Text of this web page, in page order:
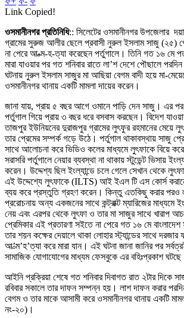
Link Copied!
ওসমানীনগর প্রতিনিধি:: সিলেটের ওসমানীনগর উপজেলার
গ্রামের সুরুজ আলীর ছেলে প্রবাসী নুরুল ইসলাম সাজু (২৫)
না পেরে আ-ত্ম-হ-ত্যা করেছেন পর্তুগালে। তিনি গত ১৬ মে
মারা যাওয়ার পর গত শনিবার রাতে লা’শ দেশে পৌছালে
ঘটনায় নুরুল ইসলাম সাজুর মা আছিয়া বেগম বাদী হয়ে মা-
ওসমানীনগর থানায় একটি মামলা দায়ের করেন।
জানা যায়, প্রায় ৫ বছর আগে ওমানে পাড়ি দেন সাজু। এর
পর্তুগাল গিয়ে প্রায় ৩ বছর ধরে বসবাস করছেন। বিদেশ
তাজপুর ইউনিয়নের দুরাজপুর গ্রামের লুৎফুর রহমানের মেয়ে
তার প্রেমের সম্পর্ক গড়ে উঠে। পর্তুগাল থাকাবস্থায় সাজু
সাথে আলোচনা করে ভিডিও কলের মাধ্যমে লুৎফাকে বিয়ে
সরাসরি পর্তুগালে নেয়ার ব্যবস্থা না থাকায় স্টুডেন্ট ভিসায়
করেন। উদ্দেশ্য ছিল ইংল্যান্ডে চলে গেলে সেখান থেকে
এই উদ্দেশ্যে লুৎফাকে (ILTS) আই ইএল টি এস কোর্স
ব্যয় করে প্রস্তুতি গ্রহণ করেন। কিন্তু এতকিছু করার পরও
প্ররোচনায় অন্য একজনের সাথে কন্ট্রাক্ট ম্যারিজের মাধ্যমে
নেয় এবং এরপর থেকে লুৎফা ও তার মা সাজুর সাথে খারাপ
প্রেমিকার এই প্রতারণা সইতে না পেরে গত ১৬ মে বাংলাদেশ
তার শয়ন কক্ষের দেয়ালে থাকা লোহার স্ট্যান্ডের সাথে দরজার
আ’ত্ম’হ’ত্যা করে মারা যান। এই ঘটনা জানা জানির পর
সামাজিক যোগাযোগের মাধ্যম ফেসবুকে এর বহিঃপ্রকাশ
আইনি প্রক্রিয়া শেষে গত শনিবার দিবাগত রাত ২টার দিকে
রবিবার সকালে তার দাফন সম্পন্ন হয়। লাশ দাফন করার
বেগম ও তার মাকে আসামী করে ওসমানীনগর থানায় একটি
নং-২০)।